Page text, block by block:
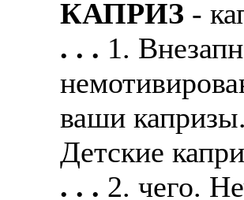
КАПРИЗ -
. . . 1.
ваши
Детские
. . . 2. чего.